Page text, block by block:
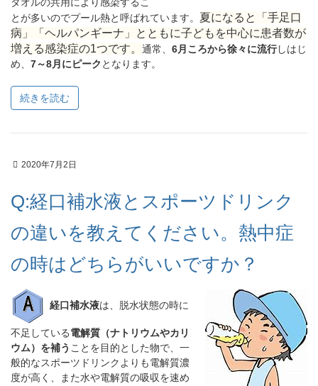
とが多いのでプール熱と呼ばれています。 夏になると「手足口
病」「ヘルパンギーナ」とともに子どもを中心に患者数が
増える感染症の1つです。 通常、 6月ころから徐々に流行しはじ
め、 7～8月にピーク となります。
続きを読む
2020年7月2日
Q:経口補水液とスポーツドリンク
の違いを教えてください。熱中症
の時はどちらがいいですか？
経口補水液は、脱水状態の時に
不足している電解質（ナトリウムやカリ
ウム）を補う ことを目的とした物で、一
般的なスポーツドリンクよりも電解質濃
度が高く、また水や電解質の吸収を速め